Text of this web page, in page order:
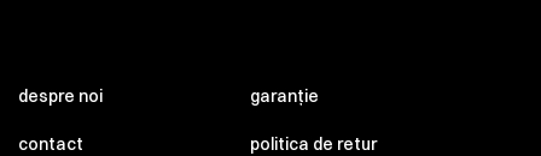
despre noi
contact
garanție
politica de retur